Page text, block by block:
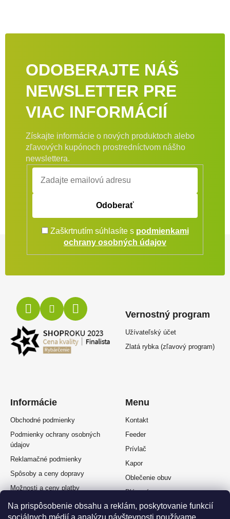
Na prispôsobenie obsahu a reklám, poskytovanie funkcií
sociálnych médií a analýzu návštevnosti používame
ODOBERAJTE NÁŠ
NEWSLETTER PRE
VIAC INFORMÁCIÍ
Získajte informácie o nových produktoch alebo
zľavových kupónoch prostredníctvom nášho
newslettera.
Odoberať
Zaškrtnutím súhlasíte s podmienkami
ochrany osobných údajov
Informácie
Obchodné podmienky
Podmienky ochrany osobných
údajov
Reklamačné podmienky
Spôsoby a ceny dopravy
Možnosti a ceny platby
Splátkový predaj
Odstúpenie od zmluvy
Vernostný program
Užívateľský účet
Zlatá rybka (zľavový program)
Menu
Kontakt
Feeder
Prívlač
Kapor
Oblečenie obuv
Plávaná
Muškárina